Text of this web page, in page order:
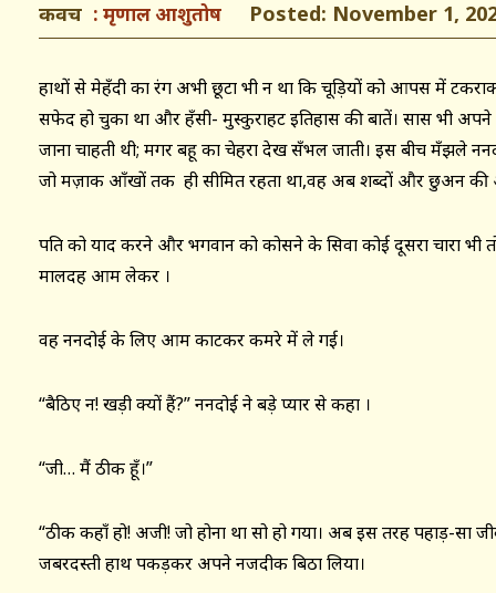
कवच मृणाल आशुतोष Posted: November 1,
हाथों से मेहँदी का रंग अभी छूटा भी न था कि चूड़ियों को आपस में
सफेद हो चुका था और हँसी- मुस्कुराहट इतिहास की बातें। सास भी
जाना चाहती थी; मगर बहू का चेहरा देख सँभल जाती। इस बीच मँझले
जो मज़ाक आँखों तक ही सीमित रहता था,वह अब शब्दों और छुअन की
पति को याद करने और भगवान को कोसने के सिवा कोई दूसरा चारा
मालदह आम लेकर ।
वह ननदोई के लिए आम काटकर कमरे में ले गई।
“बैठिए न! खड़ी क्यों हैं?” ननदोई ने बड़े प्यार से कहा ।
“जी… मैं ठीक हूँ।”
“ठीक कहाँ हो! अजी! जो होना था सो हो गया। अब इस तरह पहाड़-सा
जबरदस्ती हाथ पकड़कर अपने नजदीक बिठा लिया।